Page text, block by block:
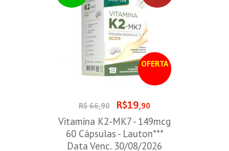
OFERTA
R$ 66,90 R$19,90
Vitamina K2-MK7 - 149mcg
60 Cápsulas - Lauton***
Data Venc. 30/08/2026